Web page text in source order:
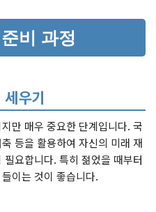
비 과정
우기
만 매우 중요한 단계입니다. 국
등을 활용하여 자신의 미래 재
요합니다. 특히 젊었을 때부터
이는 것이 좋습니다.